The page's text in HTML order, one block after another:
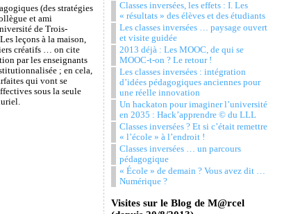
(des stratégies
et ami
de Trois-
leçons à la maison,
créatifs … on cite
par les enseignants
; en cela,
qui vont se
sous la seule
Classes inversées, les effets : I. Les
« résultats » des élèves et des étudiants
Les classes inversées … paysage ouvert
et visite guidée
2013 déjà : Les MOOC, de qui se
MOOC-t-on ? Le retour !
Les classes inversées : intégration
d’idées pédagogiques anciennes pour
une réelle innovation
Un hackaton pour imaginer l’université
en 2035 : Hack’apprendre © du LLL
Classes inversées ? Et si c’était remettre
« l’école » à l’endroit !
Classes inversées … un parcours
pédagogique
« École » de demain ? Vous avez dit …
Numérique ?
Visites sur le Blog de M@rcel